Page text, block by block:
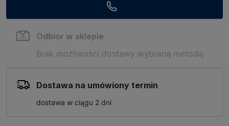
Odbiór w sklepie
Brak możliwości dostawy wybraną metodą.
Dostawa na umówiony termin
dostawa w ciągu 2 dni